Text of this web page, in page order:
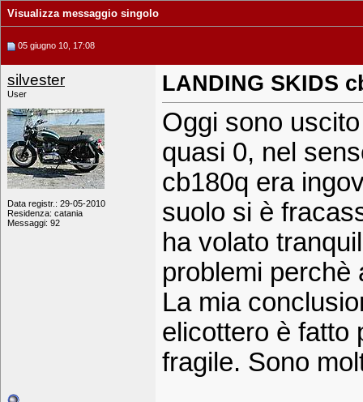
Visualizza messaggio singolo
05 giugno 10, 17:08
silvester
User
Data registr.: 29-05-2010
Residenza: catania
Messaggi: 92
LANDING SKIDS
Oggi sono
quasi 0, nel
cb180q era
suolo si è
ha volato
problemi perchè
La mia
elicottero è fatto
fragile. Sono